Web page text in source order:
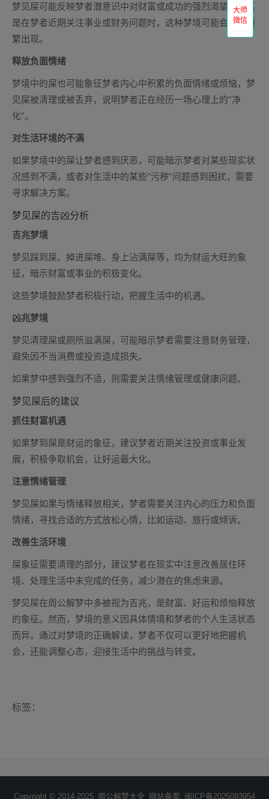
梦见屎可能反映梦者潜意识中对财富或成功的强烈渴望，尤其
是在梦者近期关注事业或财务问题时，这种梦境可能会更加频
繁出现。
释放负面情绪
梦境中的屎也可能象征梦者内心中积累的负面情绪或烦恼，梦
见屎被清理或被丢弃，说明梦者正在经历一场心理上的“净
化”。
对生活环境的不满
如果梦境中的屎让梦者感到厌恶，可能暗示梦者对某些现实状
况感到不满，或者对生活中的某些“污秽”问题感到困扰，需要
寻求解决方案。
梦见屎的吉凶分析
吉兆梦境
梦见踩到屎、掉进屎堆、身上沾满屎等，均为财运大旺的象
征，暗示财富或事业的积极变化。
这些梦境鼓励梦者积极行动，把握生活中的机遇。
凶兆梦境
梦见清理屎或厕所溢满屎，可能暗示梦者需要注意财务管理，
避免因不当消费或投资造成损失。
如果梦中感到强烈不适，则需要关注情绪管理或健康问题。
梦见屎后的建议
抓住财富机遇
如果梦到屎是财运的象征，建议梦者近期关注投资或事业发
展，积极争取机会，让好运最大化。
注意情绪管理
梦见屎如果与情绪释放相关，梦者需要关注内心的压力和负面
情绪，寻找合适的方式放松心情，比如运动、旅行或倾诉。
改善生活环境
屎象征需要清理的部分，建议梦者在现实中注意改善居住环
境、处理生活中未完成的任务，减少潜在的焦虑来源。
梦见屎在周公解梦中多被视为吉兆，是财富、好运和烦恼释放
的象征。然而，梦境的意义因具体情境和梦者的个人生活状态
而异。通过对梦境的正确解读，梦者不仅可以更好地把握机
会，还能调整心态，迎接生活中的挑战与转变。
标签：
大师
微信
Copyright © 2014-2025 周公解梦大全 网站备案: 闽ICP备2025093954